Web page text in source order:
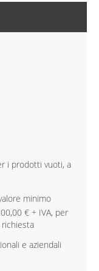
i prodotti vuoti, a
minimo
€ + IVA, per
richiesta
e aziendali